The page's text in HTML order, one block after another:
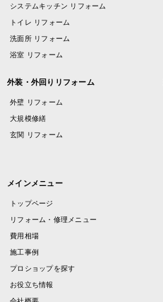
システムキッチン リフォーム
トイレ リフォーム
洗面所 リフォーム
浴室 リフォーム
外装・外回りリフォーム
外壁 リフォーム
大規模修繕
玄関 リフォーム
メインメニュー
トップページ
リフォーム・修理メニュー
費用相場
施工事例
プロショップを探す
お役立ち情報